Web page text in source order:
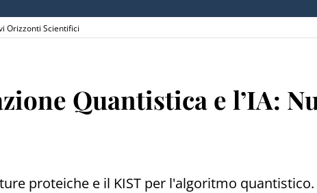
Orizzonti Scientifici
Quantistica e l’IA:
proteiche e il KIST per l'algoritmo